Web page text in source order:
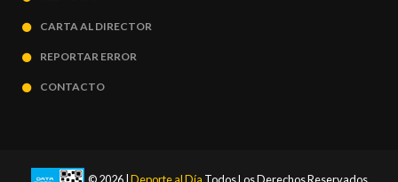
CARTA AL DIRECTOR
REPORTAR ERROR
CONTACTO